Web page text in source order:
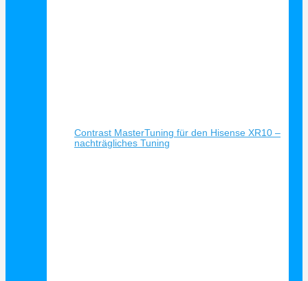
Contrast MasterTuning für den Hisense XR10 –
nachträgliches Tuning